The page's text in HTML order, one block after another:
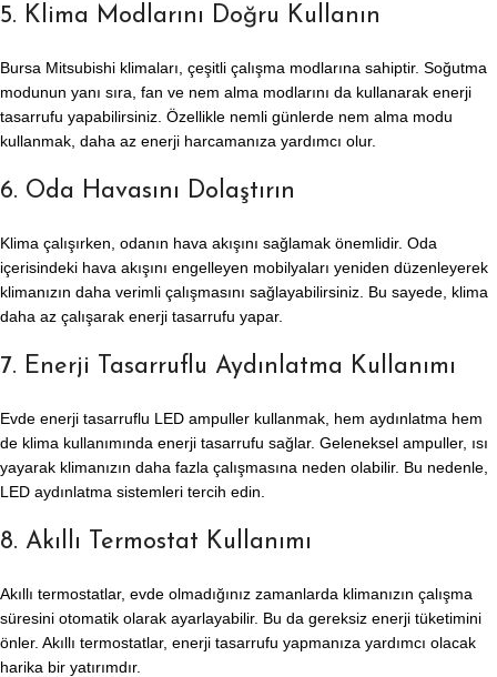
5. Klima Modlarını Doğru Kullanın
Bursa Mitsubishi klimaları, çeşitli çalışma modlarına sahiptir. Soğutma
modunun yanı sıra, fan ve nem alma modlarını da kullanarak enerji
tasarrufu yapabilirsiniz. Özellikle nemli günlerde nem alma modu
kullanmak, daha az enerji harcamanıza yardımcı olur.
6. Oda Havasını Dolaştırın
Klima çalışırken, odanın hava akışını sağlamak önemlidir. Oda
içerisindeki hava akışını engelleyen mobilyaları yeniden düzenleyerek
klimanızın daha verimli çalışmasını sağlayabilirsiniz. Bu sayede, klima
daha az çalışarak enerji tasarrufu yapar.
7. Enerji Tasarruflu Aydınlatma Kullanımı
Evde enerji tasarruflu LED ampuller kullanmak, hem aydınlatma hem
de klima kullanımında enerji tasarrufu sağlar. Geleneksel ampuller, ısı
yayarak klimanızın daha fazla çalışmasına neden olabilir. Bu nedenle,
LED aydınlatma sistemleri tercih edin.
8. Akıllı Termostat Kullanımı
Akıllı termostatlar, evde olmadığınız zamanlarda klimanızın çalışma
süresini otomatik olarak ayarlayabilir. Bu da gereksiz enerji tüketimini
önler. Akıllı termostatlar, enerji tasarrufu yapmanıza yardımcı olacak
harika bir yatırımdır.